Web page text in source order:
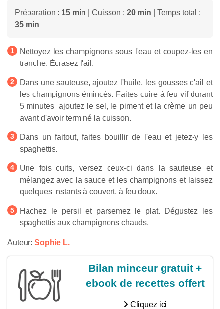
Préparation : 15 min | Cuisson : 20 min | Temps total :
35 min
Nettoyez les champignons sous l'eau et coupez-les en
tranche. Écrasez l'ail.
Dans une sauteuse, ajoutez l'huile, les gousses d'ail et
les champignons émincés. Faites cuire à feu vif durant
5 minutes, ajoutez le sel, le piment et la crème un peu
avant d'avoir terminé la cuisson.
Dans un faitout, faites bouillir de l'eau et jetez-y les
spaghettis.
Une fois cuits, versez ceux-ci dans la sauteuse et
mélangez avec la sauce et les champignons et laissez
quelques instants à couvert, à feu doux.
Hachez le persil et parsemez le plat. Dégustez les
spaghettis aux champignons chauds.
Auteur: Sophie L.
Bilan minceur gratuit +
ebook de recettes offert
Cliquez ici